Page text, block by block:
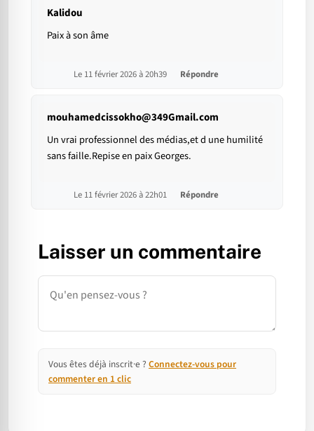
Kalidou
Paix à son âme
Le 11 février 2026 à 20h39 Répondre
mouhamedcissokho@349Gmail.com
Un vrai professionnel des médias,et d une humilité
sans faille.Repise en paix Georges.
Le 11 février 2026 à 22h01 Répondre
Laisser un commentaire
Commentaire
Vous êtes déjà inscrit·e ? Connectez-vous pour
commenter en 1 clic